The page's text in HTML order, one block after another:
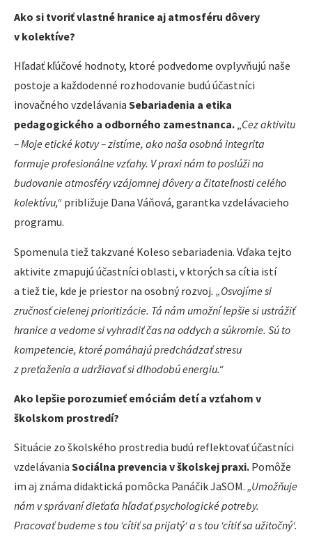
Ako si tvoriť vlastné hranice aj atmosféru dôvery
v kolektíve?
Hľadať kľúčové hodnoty, ktoré podvedome ovplyvňujú naše
postoje a každodenné rozhodovanie budú účastníci
inovačného vzdelávania Sebariadenia a etika
pedagogického a odborného zamestnanca. „Cez aktivitu
– Moje etické kotvy – zistíme, ako naša osobná integrita
formuje profesionálne vzťahy. V praxi nám to poslúži na
budovanie atmosféry vzájomnej dôvery a čitateľnosti celého
kolektívu,“ približuje Dana Váňová, garantka vzdelávacieho
programu.
Spomenula tiež takzvané Koleso sebariadenia. Vďaka tejto
aktivite zmapujú účastníci oblasti, v ktorých sa cítia istí
a tiež tie, kde je priestor na osobný rozvoj. „Osvojíme si
zručnosť cielenej prioritizácie. Tá nám umožní lepšie si ustrážiť
hranice a vedome si vyhradiť čas na oddych a súkromie. Sú to
kompetencie, ktoré pomáhajú predchádzať stresu
z preťaženia a udržiavať si dlhodobú energiu.“
Ako lepšie porozumieť emóciám detí a vzťahom v
školskom prostredí?
Situácie zo školského prostredia budú reflektovať účastníci
vzdelávania Sociálna prevencia v školskej praxi. Pomôže
im aj známa didaktická pomôcka Panáčik JaSOM. „Umožňuje
nám v správaní dieťaťa hľadať psychologické potreby.
Pracovať budeme s tou ‘cítiť sa prijatý‘ a s tou ‘cítiť sa užitočný‘.